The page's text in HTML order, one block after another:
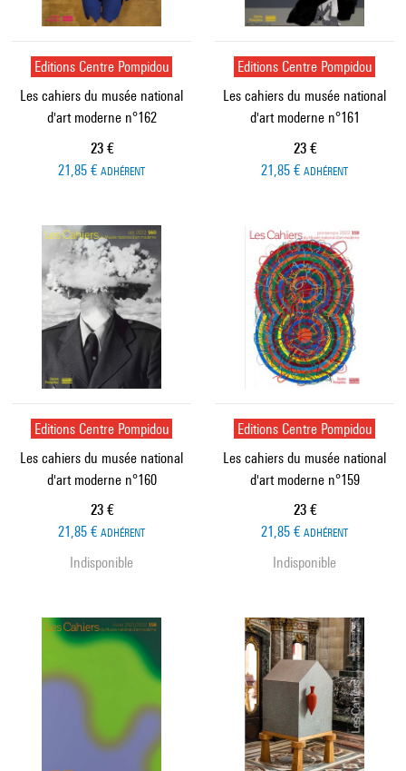
Editions Centre Pompidou
Les cahiers du musée national
d'art moderne n°162
Prix ​​actuel
23 €
21,85 € ADHÉRENT
Editions Centre Pompidou
Les cahiers du musée national
d'art moderne n°161
Prix ​​actuel
23 €
21,85 € ADHÉRENT
Editions Centre Pompidou
Les cahiers du musée national
d'art moderne n°160
Prix ​​actuel
23 €
21,85 € ADHÉRENT
Indisponible
Editions Centre Pompidou
Les cahiers du musée national
d'art moderne n°159
Prix ​​actuel
23 €
21,85 € ADHÉRENT
Indisponible